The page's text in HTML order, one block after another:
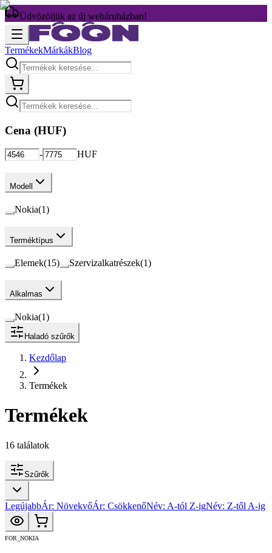
Üdvözöljük az új webáruházban!
TermékekMárkákBlog
Cena (HUF)
- HUF
Modell
Nokia(1)
Terméktípus
Elemek(15) Szervizalkatrészek(1)
Alkalmas
Nokia(1)
Haladó szűrők
Kezdőlap
Termékek
Termékek
16 találatok
Szűrők
LegújabbÁr: NövekvőÁr: CsökkenőNév: A-tól Z-igNév: Z-től A-ig
FOR_NOKIA